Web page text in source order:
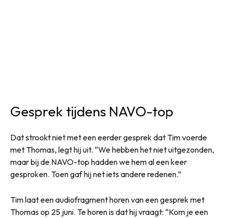
Gesprek tijdens NAVO-top
Dat strookt niet met een eerder gesprek dat Tim voerde
met Thomas, legt hij uit. “We hebben het niet uitgezonden,
maar bij de NAVO-top hadden we hem al een keer
gesproken. Toen gaf hij net iets andere redenen.”
Tim laat een audiofragment horen van een gesprek met
Thomas op 25 juni. Te horen is dat hij vraagt: “Kom je een